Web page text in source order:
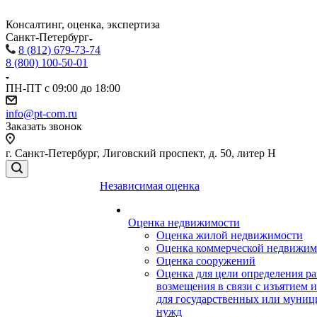
Консалтинг, оценка, экспертиза
Санкт-Петербург
8 (812) 679-73-74
8 (800) 100-50-01
ПН-ПТ с 09:00 до 18:00
info@pt-com.ru
Заказать звонок
г. Санкт-Петербург, Лиговский проспект, д. 50, литер Н
Независимая оценка
Оценка недвижимости
Оценка жилой недвижимости
Оценка коммерческой
Оценка сооружений
Оценка для цели определения
возмещения в связи с изъятием
для государственных или
нужд